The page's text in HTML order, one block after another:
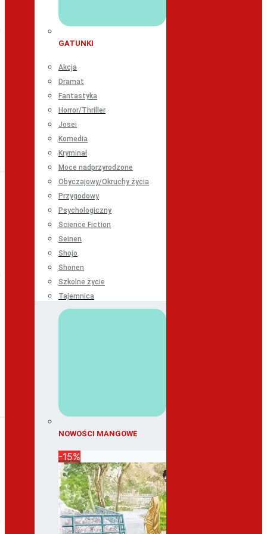
GATUNKI
Akcja
Dramat
Fantastyka
Horror/Thriller
Josei
Komedia
Kryminał
Moce nadprzyrodzone
Obyczajowy/Okruchy życia
Przygodowy
Psychologiczny
Science Fiction
Seinen
Shojo
Shonen
Szkolne życie
Tajemnica
NOWOŚCI MANGOWE
-15%